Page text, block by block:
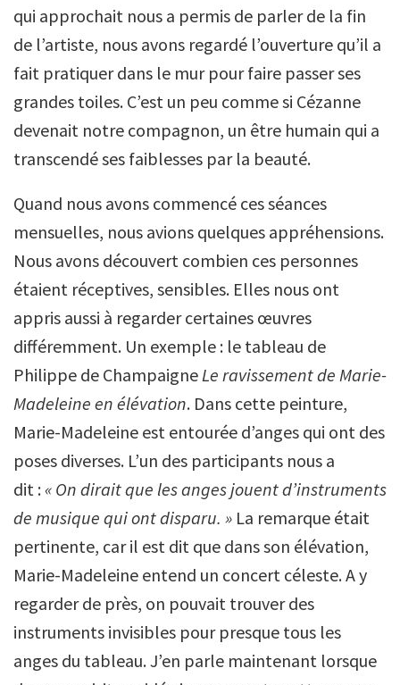
qui approchait nous a permis de parler de la fin
de l’artiste, nous avons regardé l’ouverture qu’il a
fait pratiquer dans le mur pour faire passer ses
grandes toiles. C’est un peu comme si Cézanne
devenait notre compagnon, un être humain qui a
transcendé ses faiblesses par la beauté.
Quand nous avons commencé ces séances
mensuelles, nous avions quelques appréhensions.
Nous avons découvert combien ces personnes
étaient réceptives, sensibles. Elles nous ont
appris aussi à regarder certaines œuvres
différemment. Un exemple : le tableau de
Philippe de ChampaigneLe ravissement de Marie-
Madeleine en élévation. Dans cette peinture,
Marie-Madeleine est entourée d’anges qui ont des
poses diverses. L’un des participants nous a
dit : « On dirait que les anges jouent d’instruments
de musique qui ont disparu. » La remarque était
pertinente, car il est dit que dans son élévation,
Marie-Madeleine entend un concert céleste. A y
regarder de près, on pouvait trouver des
instruments invisibles pour presque tous les
anges du tableau. J’en parle maintenant lorsque